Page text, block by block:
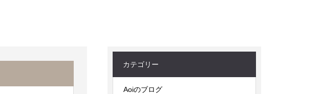
カテゴリー
Aoiのブログ